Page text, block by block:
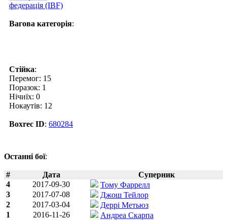
федерація (IBF)
Вагова категорія:
Стійка:
Перемог: 15
Поразок: 1
Нічиїх: 0
Нокаутів: 12
Boxrec ID: 680284
Останні бої:
# Дата
Суперник
4
2017-09-30
Тому Фаррелл
3
2017-07-08
Джош Тейлор
2
2017-03-04
Деррі Метьюз
1
2016-11-26 Андреа Скарпа